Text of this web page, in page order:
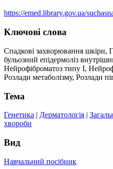
https://emed.library.gov.ua/
Ключові слова
Спадкові захворювання шкіри,
бульозний епідермоліз
Нейрофіброматоз типу I,
Розлади метаболізму, Розлади
Тема
Генетика | Дерматологія |
хвороби
Вид
Навчальний посібник